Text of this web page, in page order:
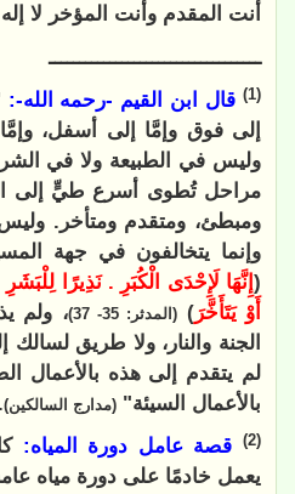
أنت المقدم وأنت المؤخر لا
ـــــــــــــــــــــــــــــــــــ
(1) قال ابن القيم -رحمه الله-:
إلى فوق وإمَّا إلى أسفل،
وليس في الطبيعة ولا في
مراحل تُطوى أسرع طيٍّ إلى
ومبطئ، ومتقدم ومتأخر.
وإنما يتخالفون في جهة
(إِنَّهَا لَإِحْدَى الْكُبَرِ . نَذِيرًا
أَوْ يَتَأَخَّرَ) (المدثر: 35- 37)
، ولم
الجنة والنار، ولا طريق لسالك
لم يتقدم إلى هذه بالأعمال
بالأعمال السيئة" (مدارج السالكين).
(2) قصة عامل دورة المياه:
يعمل خادمًا على دورة مياه